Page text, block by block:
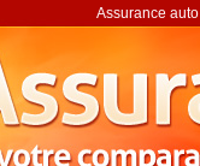
Assurance